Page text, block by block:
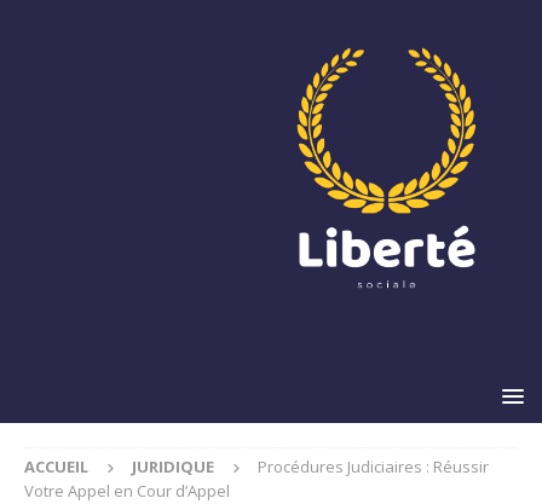
ACCUEIL JURIDIQUE
Procédures Judiciaires : Réussir
Votre Appel en Cour d’Appel